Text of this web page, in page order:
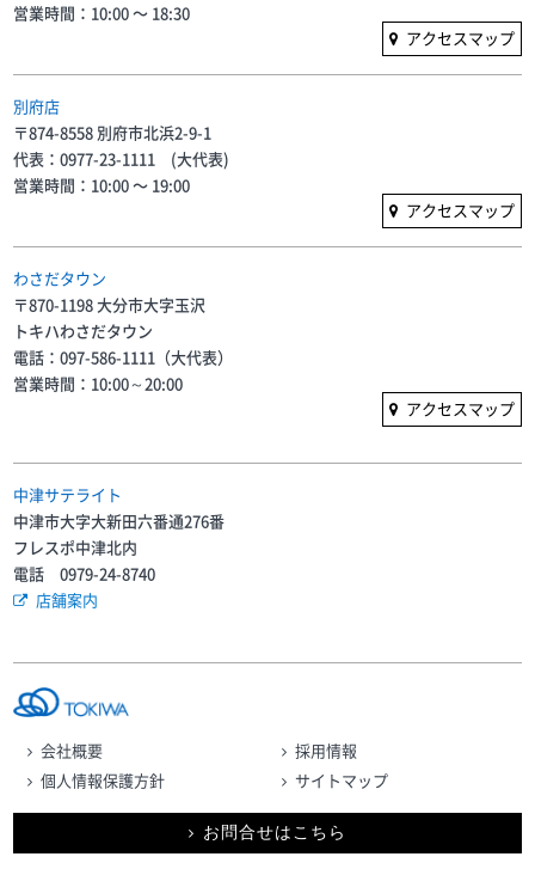
営業時間：10:00 〜 18:30
アクセスマップ
別府店
〒874-8558 別府市北浜2-9-1
代表：0977-23-1111 (大代表)
営業時間：10:00 〜 19:00
アクセスマップ
わさだタウン
〒870-1198 大分市大字玉沢
トキハわさだタウン
電話：097-586-1111（大代表）
営業時間：10:00～20:00
アクセスマップ
中津サテライト
中津市大字大新田六番通276番
フレスポ中津北内
電話 0979-24-8740
店舗案内
会社概要
採用情報
個人情報保護方針
サイトマップ
お問合せはこちら